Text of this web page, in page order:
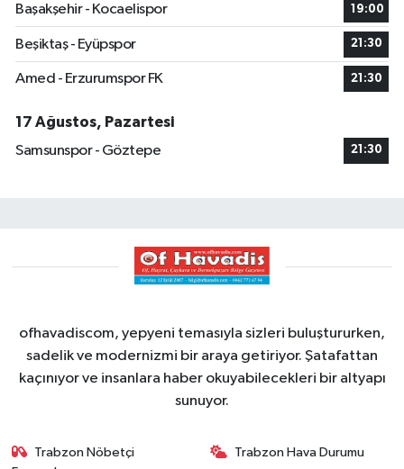
Başakşehir - Kocaelispor
19:00
Beşiktaş - Eyüpspor 21:30
Amed - Erzurumspor FK 21:30
17 Ağustos, Pazartesi
Samsunspor - Göztepe
21:30
ofhavadiscom, yepyeni temasıyla sizleri buluştururken,
sadelik ve modernizmi bir araya getiriyor. Şatafattan
kaçınıyor ve insanlara haber okuyabilecekleri bir altyapı
sunuyor.
Trabzon Nöbetçi
Trabzon Hava Durumu